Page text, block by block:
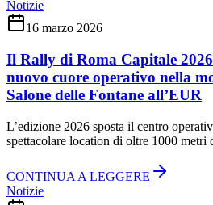
Notizie
16 marzo 2026
Il Rally di Roma Capitale
nuovo cuore operativo nella
Salone delle Fontane all’EUR
L’edizione 2026 sposta il centro
spettacolare location di oltre 1000
CONTINUA A LEGGERE
Notizie